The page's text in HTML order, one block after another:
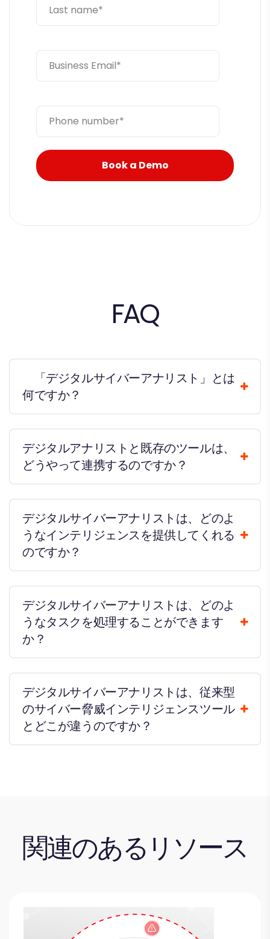
FAQ
「デジタルサイバーアナリスト」とは
何ですか？
デジタルアナリストと既存のツールは、
どうやって連携するのですか？
デジタルサイバーアナリストは、どのよ
うなインテリジェンスを提供してくれる
のですか？
デジタルサイバーアナリストは、どのよ
うなタスクを処理することができます
か？
デジタルサイバーアナリストは、従来型
のサイバー脅威インテリジェンスツール
とどこが違うのですか？
関連のあるリソース